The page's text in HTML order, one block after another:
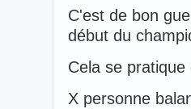
C'est de bon
début du
Cela se
X personne